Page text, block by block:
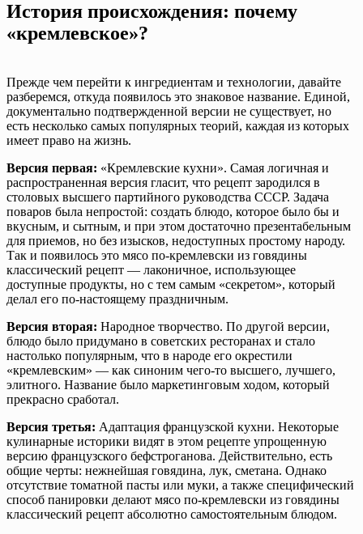
История происхождения: почему
«кремлевское»?
Прежде чем перейти к ингредиентам и технологии, давайте
разберемся, откуда появилось это знаковое название. Единой,
документально подтвержденной версии не существует, но
есть несколько самых популярных теорий, каждая из которых
имеет право на жизнь.
Версия первая: «Кремлевские кухни». Самая логичная и
распространенная версия гласит, что рецепт зародился в
столовых высшего партийного руководства СССР. Задача
поваров была непростой: создать блюдо, которое было бы и
вкусным, и сытным, и при этом достаточно презентабельным
для приемов, но без изысков, недоступных простому народу.
Так и появилось это мясо по-кремлевски из говядины
классический рецепт — лаконичное, использующее
доступные продукты, но с тем самым «секретом», который
делал его по-настоящему праздничным.
Версия вторая: Народное творчество. По другой версии,
блюдо было придумано в советских ресторанах и стало
настолько популярным, что в народе его окрестили
«кремлевским» — как синоним чего-то высшего, лучшего,
элитного. Название было маркетинговым ходом, который
прекрасно сработал.
Версия третья: Адаптация французской кухни. Некоторые
кулинарные историки видят в этом рецепте упрощенную
версию французского бефстроганова. Действительно, есть
общие черты: нежнейшая говядина, лук, сметана. Однако
отсутствие томатной пасты или муки, а также специфический
способ панировки делают мясо по-кремлевски из говядины
классический рецепт абсолютно самостоятельным блюдом.